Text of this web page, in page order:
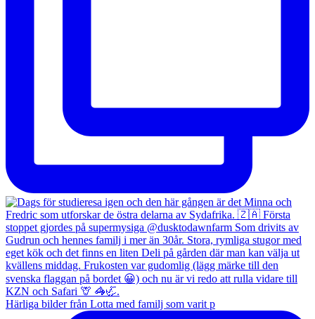
Härliga bilder från Lotta med familj som varit p